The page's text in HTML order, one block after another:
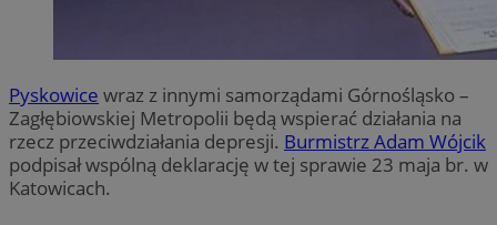
Pyskowice wraz z innymi samorządami Górnośląsko –
Zagłębiowskiej Metropolii będą wspierać działania na
rzecz przeciwdziałania depresji. Burmistrz Adam Wójcik
podpisał wspólną deklarację w tej sprawie 23 maja br. w
Katowicach.